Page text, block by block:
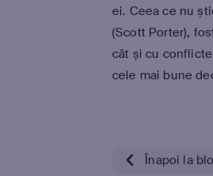
ei. Ceea ce nu
(Scott Porter),
cât și cu
cele mai bune
Înapoi la